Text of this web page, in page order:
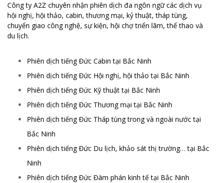
Công ty A2Z chuyên nhận phiên dịch đa ngôn ngữ các dịch vụ
hội nghị, hội thảo, cabin, thương mại, kỷ thuật, tháp tùng,
chuyển giao công nghệ, sự kiện, hội chợ triển lãm, thể thao và
du lịch.
Phiên dịch tiếng Đức Cabin tại Bắc Ninh
Phiên dịch tiếng Đức Hội nghị, hội thảo tại Bắc Ninh
Phiên dịch tiếng Đức Kỹ thuật tại Bắc Ninh
Phiên dịch tiếng Đức Thương mại tại Bắc Ninh
Phiên dịch tiếng Đức Tháp tùng trong và ngoài nước tại
Bắc Ninh
Phiên dịch tiếng Đức Du lịch, khảo sát thị trường… tại Bắc
Ninh
Phiên dịch tiếng Đức Đàm phán kinh tế tại Bắc Ninh